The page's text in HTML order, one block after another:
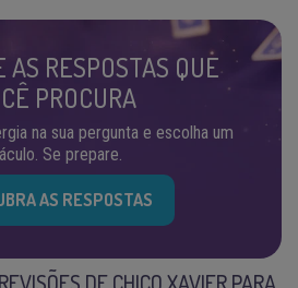
AS RESPOSTAS QUE
PROCURA
na sua pergunta e escolha um
Se prepare.
AS RESPOSTAS
DE CHICO XAVIER PARA